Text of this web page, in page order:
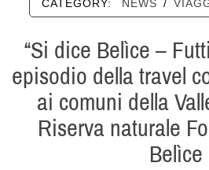
CATEGORY: NEWS /
“Si dice Belìce –
episodio della travel
ai comuni della
Riserva naturale
Belìce